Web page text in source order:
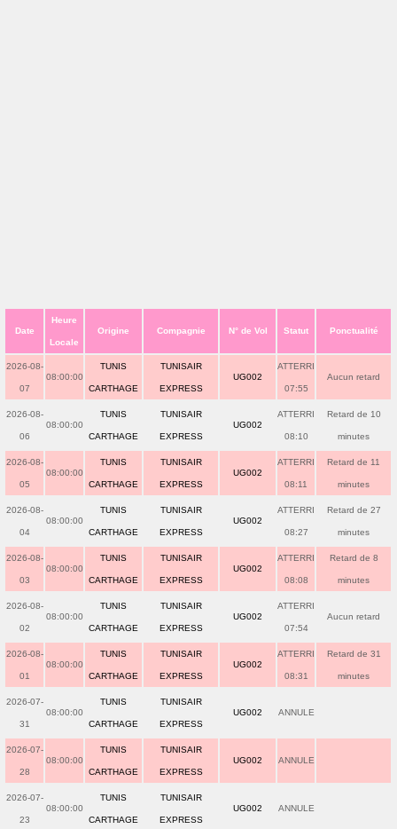
Date
Heure
Locale
Origine Compagnie N° de Vol Statut Ponctualité
2026-08-
07
08:00:00
TUNIS
CARTHAGE
TUNISAIR
EXPRESS
UG002
ATTERRI
07:55
Aucun retard
2026-08-
06
08:00:00
TUNIS
CARTHAGE
TUNISAIR
EXPRESS
UG002
ATTERRI
08:10
Retard de 10
minutes
2026-08-
05
08:00:00
TUNIS
CARTHAGE
TUNISAIR
EXPRESS
UG002
ATTERRI
08:11
Retard de 11
minutes
2026-08-
04
08:00:00
TUNIS
CARTHAGE
TUNISAIR
EXPRESS
UG002
ATTERRI
08:27
Retard de 27
minutes
2026-08-
03
08:00:00
TUNIS
CARTHAGE
TUNISAIR
EXPRESS
UG002
ATTERRI
08:08
Retard de 8
minutes
2026-08-
02
08:00:00
TUNIS
CARTHAGE
TUNISAIR
EXPRESS
UG002
ATTERRI
07:54
Aucun retard
2026-08-
01
08:00:00
TUNIS
CARTHAGE
TUNISAIR
EXPRESS
UG002
ATTERRI
08:31
Retard de 31
minutes
2026-07-
31
08:00:00
TUNIS
CARTHAGE
TUNISAIR
EXPRESS
UG002 ANNULE
2026-07-
28
08:00:00
TUNIS
CARTHAGE
TUNISAIR
EXPRESS
UG002 ANNULE
2026-07-
23
08:00:00
TUNIS
CARTHAGE
TUNISAIR
EXPRESS
UG002 ANNULE